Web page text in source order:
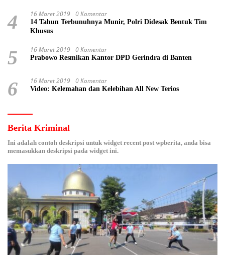
4 16 Maret 2019 0 Komentar
14 Tahun Terbunuhnya Munir, Polri Didesak Bentuk Tim
Khusus
5 16 Maret 2019 0 Komentar
Prabowo Resmikan Kantor DPD Gerindra di Banten
6 16 Maret 2019 0 Komentar
Video: Kelemahan dan Kelebihan All New Terios
Berita Kriminal
Ini adalah contoh deskripsi untuk widget recent post wpberita, anda bisa
memasukkan deskripsi pada widget ini.